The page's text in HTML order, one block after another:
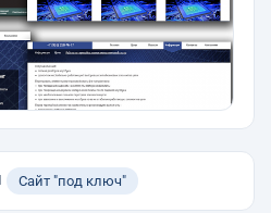
Сайт "под ключ"